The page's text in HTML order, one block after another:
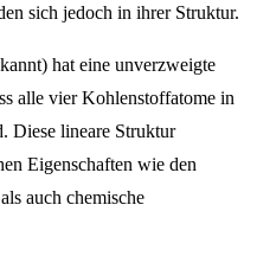
sich jedoch in ihrer Struktur.
hat eine unverzweigte
alle vier Kohlenstoffatome in
Diese lineare Struktur
Eigenschaften wie den
auch chemische